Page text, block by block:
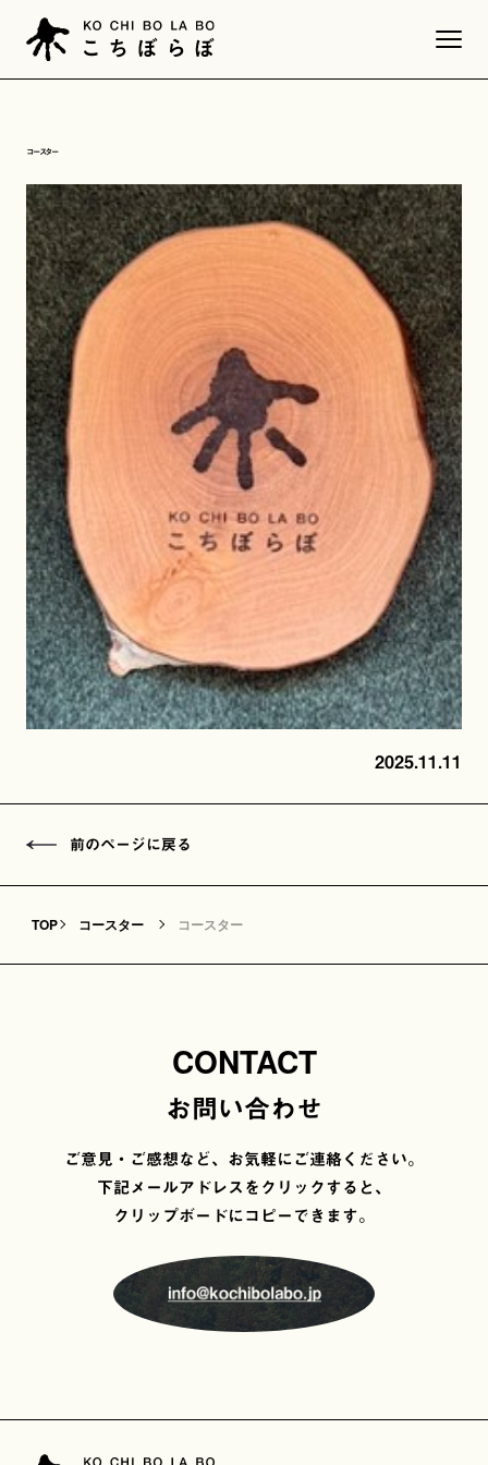
コースター
2025.11.11
前のページに戻る
TOP コースター コースター
CONTACT
お問い合わせ
ご意見・ご感想など、お気軽にご連絡ください。
下記メールアドレスをクリックすると、
クリップボードにコピーできます。